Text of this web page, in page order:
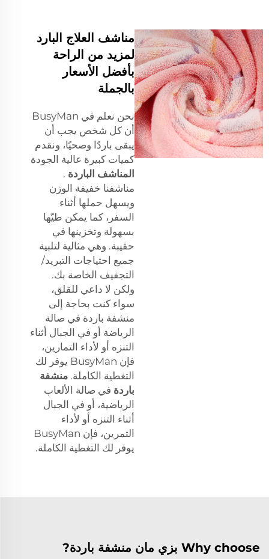
مناشف العلاج البارد
لمزيد من الراحة
بأفضل الأسعار
بالجملة
نحن نعلم في BusyMan
أن كل شخص يجب أن
يبقى باردًا وصحيًا، ونقدم
كميات كبيرة عالية الجودة
المناشف الباردة .
مناشفنا خفيفة الوزن
ويسهل حملها أثناء
السفر، كما يمكن طيّها
بسهولة وتخزينها في
حقيبة. وهي مثالية لتلبية
جميع احتياجات التبريد/
التجفيف الخاصة بك.
ولكن لا داعي للقلق،
سواء كنت بحاجة إلى
منشفة باردة في صالة
الرياضة أو في الجبال أثناء
التنزه أو لأداء التمارين،
فإن BusyMan يوفر لك
التغطية الكاملة. منشفة
باردة في صالة الألعاب
الرياضية، أو في الجبال
أثناء التنزه أو لأداء
التمرين، فإن BusyMan
يوفر لك التغطية الكاملة.
Why choose بزي مان منشفة باردة?